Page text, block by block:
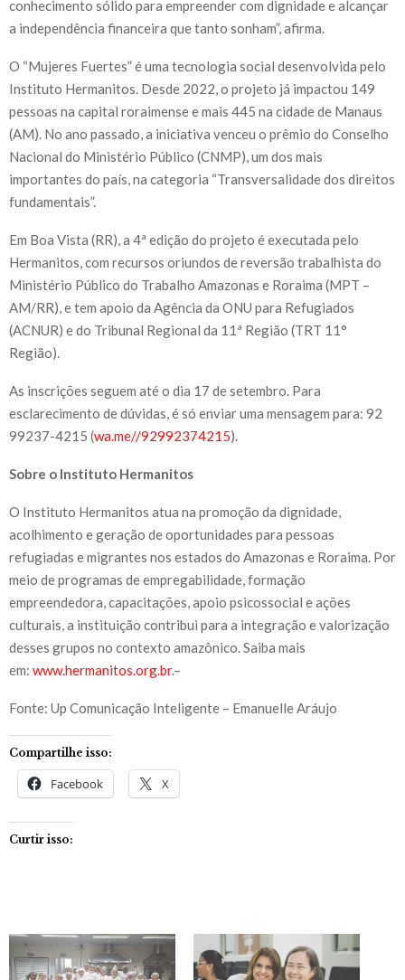
conhecimento sólido para empreender com dignidade e alcançar
a independência financeira que tanto sonham”, afirma.
O “Mujeres Fuertes” é uma tecnologia social desenvolvida pelo
Instituto Hermanitos. Desde 2022, o projeto já impactou 149
pessoas na capital roraimense e mais 445 na cidade de Manaus
(AM). No ano passado, a iniciativa venceu o prêmio do Conselho
Nacional do Ministério Público (CNMP), um dos mais
importantes do país, na categoria “Transversalidade dos direitos
fundamentais”.
Em Boa Vista (RR), a 4ª edição do projeto é executada pelo
Hermanitos, com recursos oriundos de reversão trabalhista do
Ministério Público do Trabalho Amazonas e Roraima (MPT –
AM/RR), e tem apoio da Agência da ONU para Refugiados
(ACNUR) e do Tribunal Regional da 11ª Região (TRT 11°
Região).
As inscrições seguem até o dia 17 de setembro. Para
esclarecimento de dúvidas, é só enviar uma mensagem para: 92
99237-4215 (wa.me//92992374215).
Sobre o Instituto Hermanitos
O Instituto Hermanitos atua na promoção da dignidade,
acolhimento e geração de oportunidades para pessoas
refugiadas e migrantes nos estados do Amazonas e Roraima. Por
meio de programas de empregabilidade, formação
empreendedora, capacitações, apoio psicossocial e ações
culturais, a instituição contribui para a integração e valorização
desses grupos no contexto amazônico. Saiba mais
em: www.hermanitos.org.br.–
Fonte: Up Comunicação Inteligente – Emanuelle Aráujo
Compartilhe isso:
Facebook X
Curtir isso: